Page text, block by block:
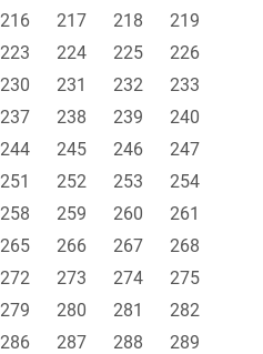
216 217 218
219
223 224 225
226
230 231 232
233
237 238 239
240
244 245 246
247
251 252 253
254
258 259 260
261
265 266 267
268
272 273 274
275
279 280 281
282
286 287 288
289